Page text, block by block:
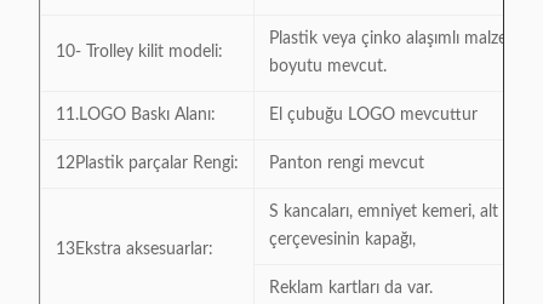
10- Trolley kilit modeli:
Plastik veya çinko alaşımlı
boyutu mevcut.
11.LOGO Baskı Alanı: El çubuğu LOGO mevcuttur
12Plastik parçalar Rengi: Panton rengi mevcut
13Ekstra aksesuarlar:
S kancaları, emniyet kemeri, alt
çerçevesinin kapağı,
Reklam kartları da var.